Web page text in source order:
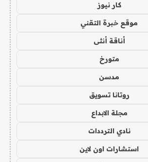
كار نيوز
موقع خبرة التقني
أناقة أنثى
متورخ
مدسن
روتانا تسويق
مجلة الابداع
نادي الترددات
استشارات اون لاين